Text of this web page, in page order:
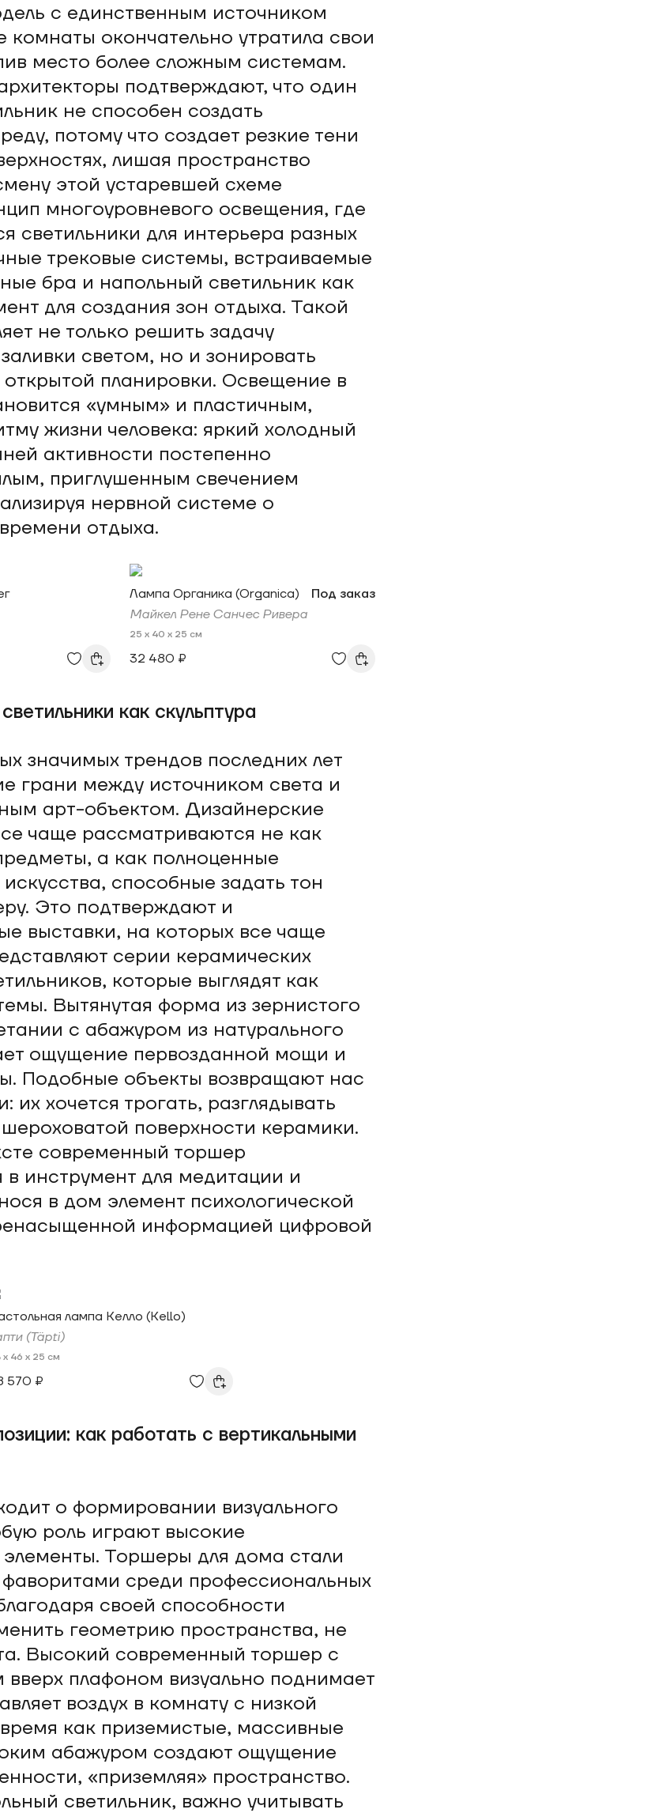
с единственным источником
комнаты окончательно утратила свои
место более сложным системам.
подтверждают, что один
не способен создать
потому что создает резкие тени
лишая пространство
этой устаревшей схеме
многоуровневого освещения, где
светильники для интерьера разных
трековые системы, встраиваемые
бра и напольный светильник как
для создания зон отдыха. Такой
не только решить задачу
светом, но и зонировать
открытой планировки. Освещение в
«умным» и пластичным,
жизни человека: яркий холодный
активности постепенно
приглушенным свечением
нервной системе о
отдыха.
Лампа Органика (Organica)
Под заказ
Майкел Рене Санчес Ривера
25 x 40 x 25 см
32 480 ₽
как скульптура
значимых трендов последних лет
грани между источником света и
арт-объектом. Дизайнерские
чаще рассматриваются не как
а как полноценные
способные задать тон
Это подтверждают и
выставки, на которых все чаще
серии керамических
которые выглядят как
Вытянутая форма из зернистого
с абажуром из натурального
ощущение первозданной мощи и
Подобные объекты возвращают нас
их хочется трогать, разглядывать
поверхности керамики.
современный торшер
инструмент для медитации и
в дом элемент психологической
информацией цифровой
лампа Келло (Kello)
(Täpti)
x 46 x 25 см
570 ₽
как работать с вертикальными
о формировании визуального
роль играют высокие
элементы. Торшеры для дома стали
среди профессиональных
своей способности
геометрию пространства, не
Высокий современный торшер с
плафоном визуально поднимает
воздух в комнату с низкой
как приземистые, массивные
абажуром создают ощущение
«приземляя» пространство.
светильник, важно учитывать